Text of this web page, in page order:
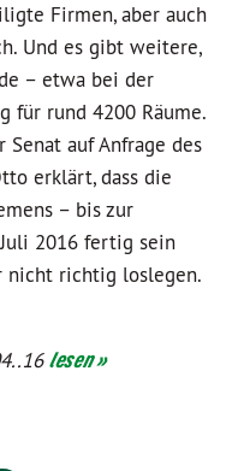
Firmen, aber auch
Und es gibt weitere,
– etwa bei der
für rund 4200 Räume.
Senat auf Anfrage des
erklärt, dass die
– bis zur
2016 fertig sein
nicht richtig loslegen.
lesen »